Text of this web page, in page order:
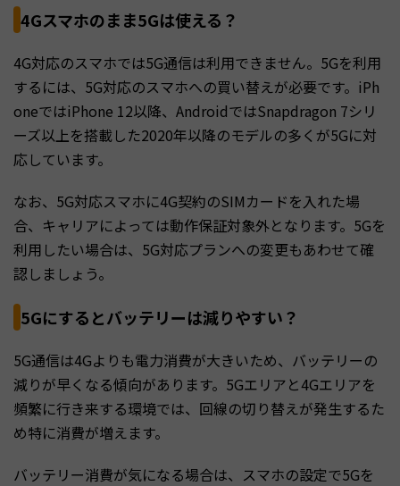
4Gスマホのまま5Gは使える？
4G対応のスマホでは5G通信は利用できません。5Gを利用
するには、5G対応のスマホへの買い替えが必要です。iPh
oneではiPhone 12以降、AndroidではSnapdragon 7シリ
ーズ以上を搭載した2020年以降のモデルの多くが5Gに対
応しています。
なお、5G対応スマホに4G契約のSIMカードを入れた場
合、キャリアによっては動作保証対象外となります。5Gを
利用したい場合は、5G対応プランへの変更もあわせて確
認しましょう。
5Gにするとバッテリーは減りやすい？
5G通信は4Gよりも電力消費が大きいため、バッテリーの
減りが早くなる傾向があります。5Gエリアと4Gエリアを
頻繁に行き来する環境では、回線の切り替えが発生するた
め特に消費が増えます。
バッテリー消費が気になる場合は、スマホの設定で5Gを